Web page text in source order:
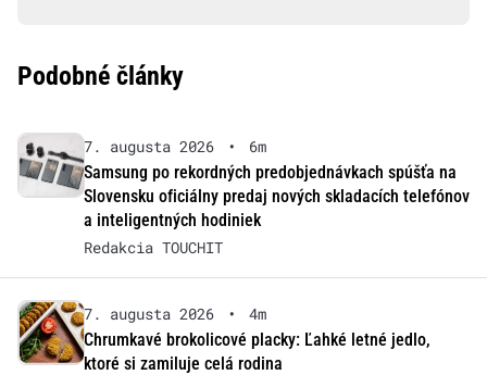
Podobné články
7. augusta 2026 •
6m
Samsung po rekordných predobjednávkach spúšťa na
Slovensku oficiálny predaj nových skladacích telefónov
a inteligentných hodiniek
Redakcia TOUCHIT
7. augusta 2026 •
4m
Chrumkavé brokolicové placky: Ľahké letné jedlo,
ktoré si zamiluje celá rodina